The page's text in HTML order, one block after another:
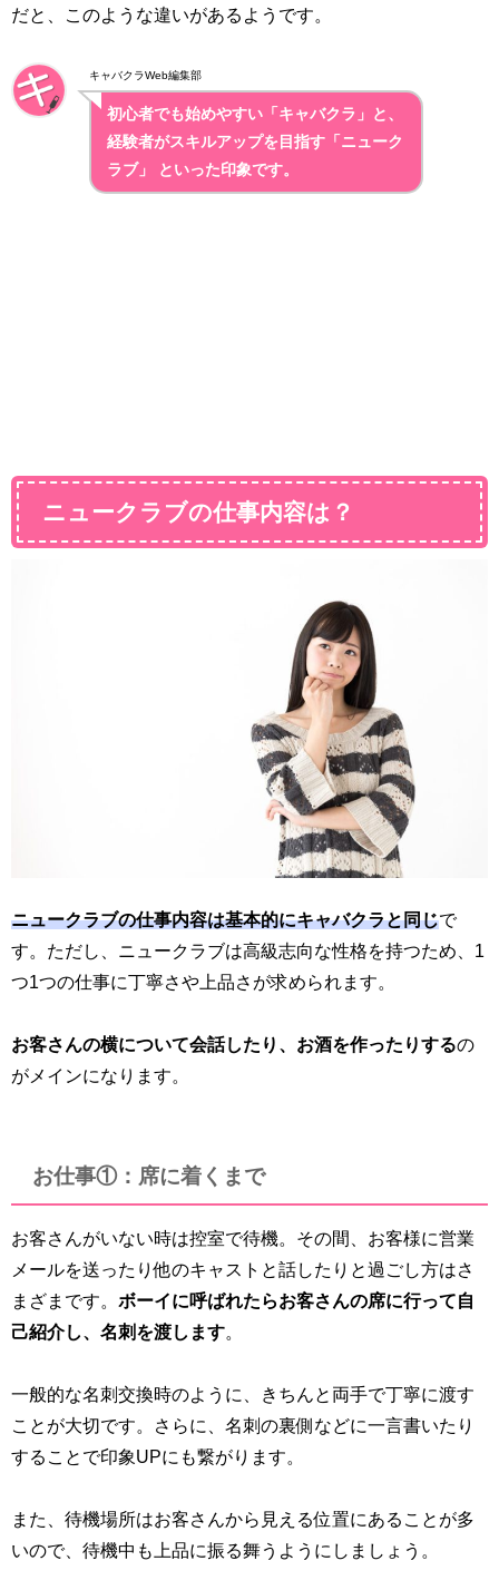
だと、このような違いがあるようです。
キャバクラWeb編集部
初心者でも始めやすい「キャバクラ」と、
経験者がスキルアップを目指す「ニューク
ラブ」 といった印象です。
ニュークラブの仕事内容は？
ニュークラブの仕事内容は基本的にキャバクラと同じで
す。 ただし、ニュークラブは高級志向な性格を持つため、1
つ1つの仕事に丁寧さや上品さが求められます。
お客さんの横について会話したり、お酒を作ったりするの
がメインになります。
お仕事①：席に着くまで
お客さんがいない時は控室で待機。 その間、お客様に営業
メールを送ったり他のキャストと話したりと過ごし方はさ
まざまです。 ボーイに呼ばれたらお客さんの席に行って自
己紹介し、名刺を渡します。
一般的な名刺交換時のように、きちんと両手で丁寧に渡す
ことが大切です。さらに、名刺の裏側などに一言書いたり
することで印象UPにも繋がります。
また、待機場所はお客さんから見える位置にあることが多
いので、待機中も上品に振る舞うようにしましょう。